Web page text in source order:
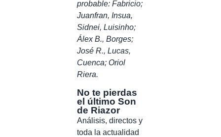
probable: Fabricio;
Juanfran, Insua,
Sidnei, Luisinho;
Álex B., Borges;
José R., Lucas,
Cuenca; Oriol
Riera.
No te pierdas
el último Son
de Riazor
Análisis, directos y
toda la actualidad